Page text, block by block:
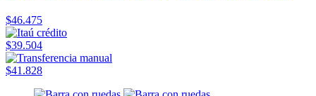
$46.475
$39.504
$41.828